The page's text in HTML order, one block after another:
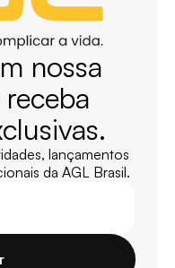
nossa
lançamentos
da AGL Brasil.